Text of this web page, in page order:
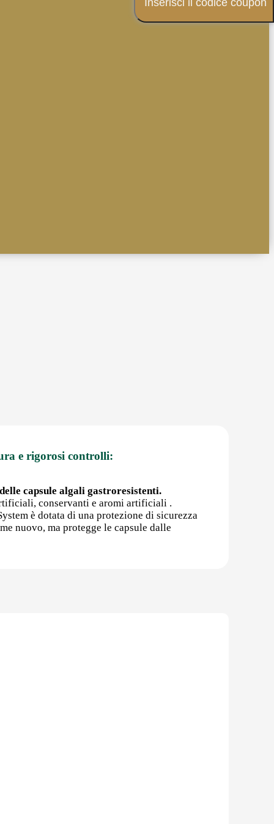
e rigorosi controlli:
capsule algali gastroresistenti.
conservanti e aromi artificiali .
è dotata di una protezione di sicurezza
nuovo, ma protegge le capsule dalle